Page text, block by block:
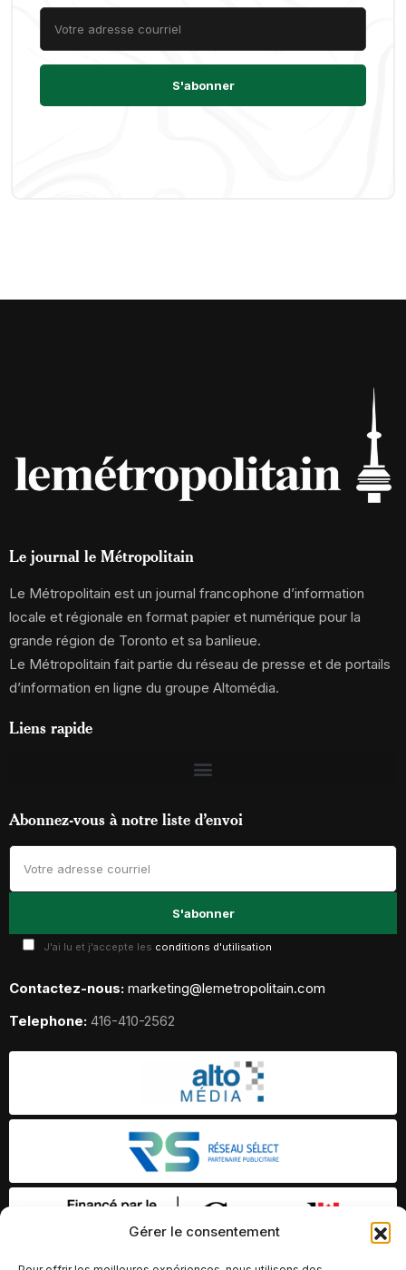
Gérer le consentement
Le journal le Métropolitain
Le Métropolitain est un journal francophone d’information
locale et régionale en format papier et numérique pour la
grande région de Toronto et sa banlieue.
Le Métropolitain fait partie du réseau de presse et de portails
d’information en ligne du groupe Altomédia.
Liens rapide
Abonnez-vous à notre liste d’envoi
J'ai lu et j'accepte les conditions d'utilisation
Contactez-nous: marketing@lemetropolitain.com
Telephone: 416-410-2562